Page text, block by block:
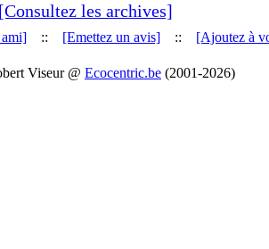
[Consultez les archives]
ami] :: [Emettez un avis] :: [Ajoutez à
Viseur @ Ecocentric.be (2001-2026)